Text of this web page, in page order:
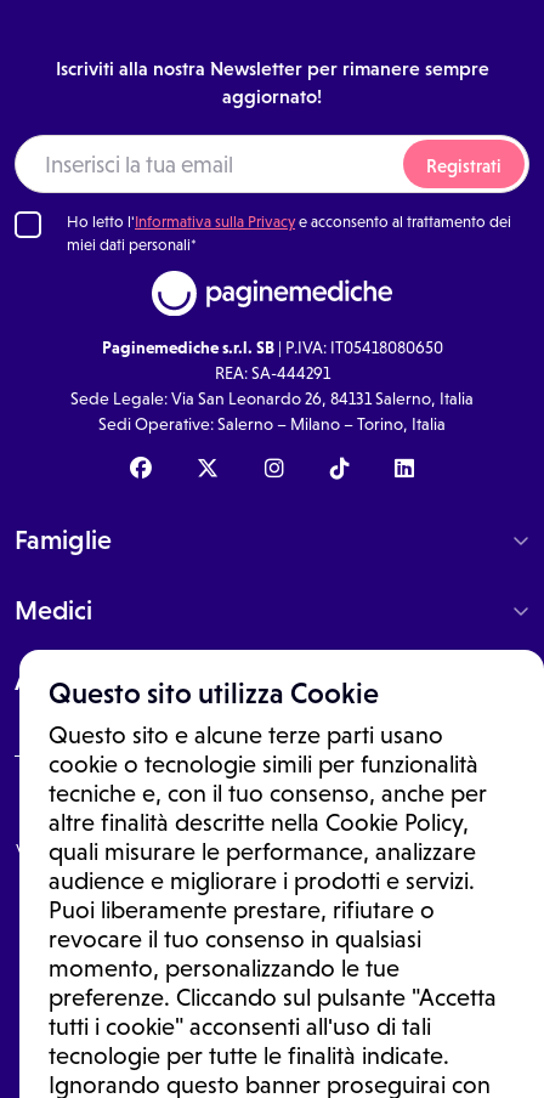
Questo sito utilizza Cookie
Questo sito e alcune terze parti usano
cookie o tecnologie simili per funzionalità
tecniche e, con il tuo consenso, anche per
altre finalità descritte nella Cookie Policy,
quali misurare le performance, analizzare
audience e migliorare i prodotti e servizi.
Puoi liberamente prestare, rifiutare o
revocare il tuo consenso in qualsiasi
momento, personalizzando le tue
preferenze. Cliccando sul pulsante "Accetta
tutti i cookie" acconsenti all'uso di tali
tecnologie per tutte le finalità indicate.
Ignorando questo banner proseguirai con
Iscriviti alla nostra Newsletter per rimanere sempre
aggiornato!
Registrati
Ho letto l'Informativa sulla Privacye acconsento al trattamento dei
miei dati personali*
Paginemediche s.r.l. SB| P.IVA: IT05418080650
REA: SA-444291
Sede Legale: Via San Leonardo 26, 84131 Salerno, Italia
Sedi Operative: Salerno – Milano – Torino, Italia
Famiglie
Medici
About
Le informazioni proposte in questo sito non sono un consulto medico.
In nessun caso, queste informazioni sostituiscono un consulto, una
visita o una diagnosi formulata dal medico. Non si devono considerare
le informazioni disponibili come suggerimenti per la formulazione di
una diagnosi, la determinazione di un trattamento o l'assunzione o
sospensione di un farmaco senza prima consultare un medico di
medicina generale o uno specialista.
Condizioni di utilizzo|Privacy Policy |Gestione Cookie
Ⓒ 2026 | Tutti i diritti riservati.